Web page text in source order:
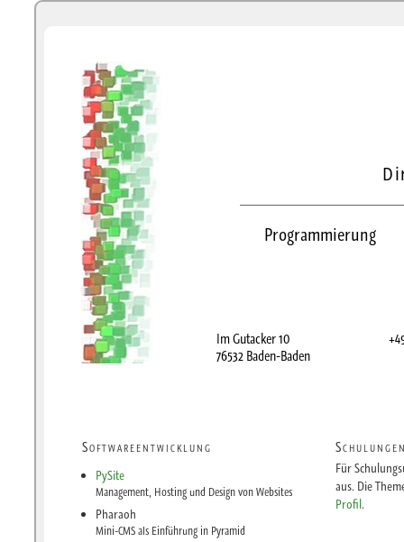
Programmierung
Im Gutacker 10
76532 Baden-Baden
Softwareentwicklung
PySite
Management, Hosting und Design von Websites
Pharaoh
Mini-CMS als Einführung in Pyramid
Für
aus. Die
Profil.